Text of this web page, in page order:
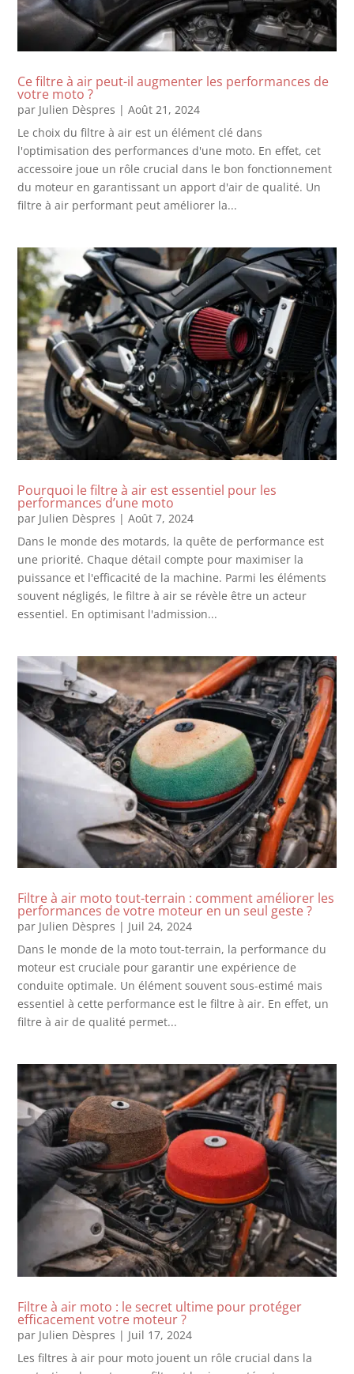
Ce filtre à air peut-il augmenter les performances de
votre moto ?
par Julien Dèspres |Août 21, 2024
Le choix du filtre à air est un élément clé dans
l'optimisation des performances d'une moto. En effet, cet
accessoire joue un rôle crucial dans le bon fonctionnement
du moteur en garantissant un apport d'air de qualité. Un
filtre à air performant peut améliorer la...
Pourquoi le filtre à air est essentiel pour les
performances d’une moto
par Julien Dèspres |Août 7, 2024
Dans le monde des motards, la quête de performance est
une priorité. Chaque détail compte pour maximiser la
puissance et l'efficacité de la machine. Parmi les éléments
souvent négligés, le filtre à air se révèle être un acteur
essentiel. En optimisant l'admission...
Filtre à air moto tout-terrain : comment améliorer les
performances de votre moteur en un seul geste ?
par Julien Dèspres | Juil 24, 2024
Dans le monde de la moto tout-terrain, la performance du
moteur est cruciale pour garantir une expérience de
conduite optimale. Un élément souvent sous-estimé mais
essentiel à cette performance est le filtre à air. En effet, un
filtre à air de qualité permet...
Filtre à air moto : le secret ultime pour protéger
efficacement votre moteur ?
par Julien Dèspres | Juil 17, 2024
Les filtres à air pour moto jouent un rôle crucial dans la